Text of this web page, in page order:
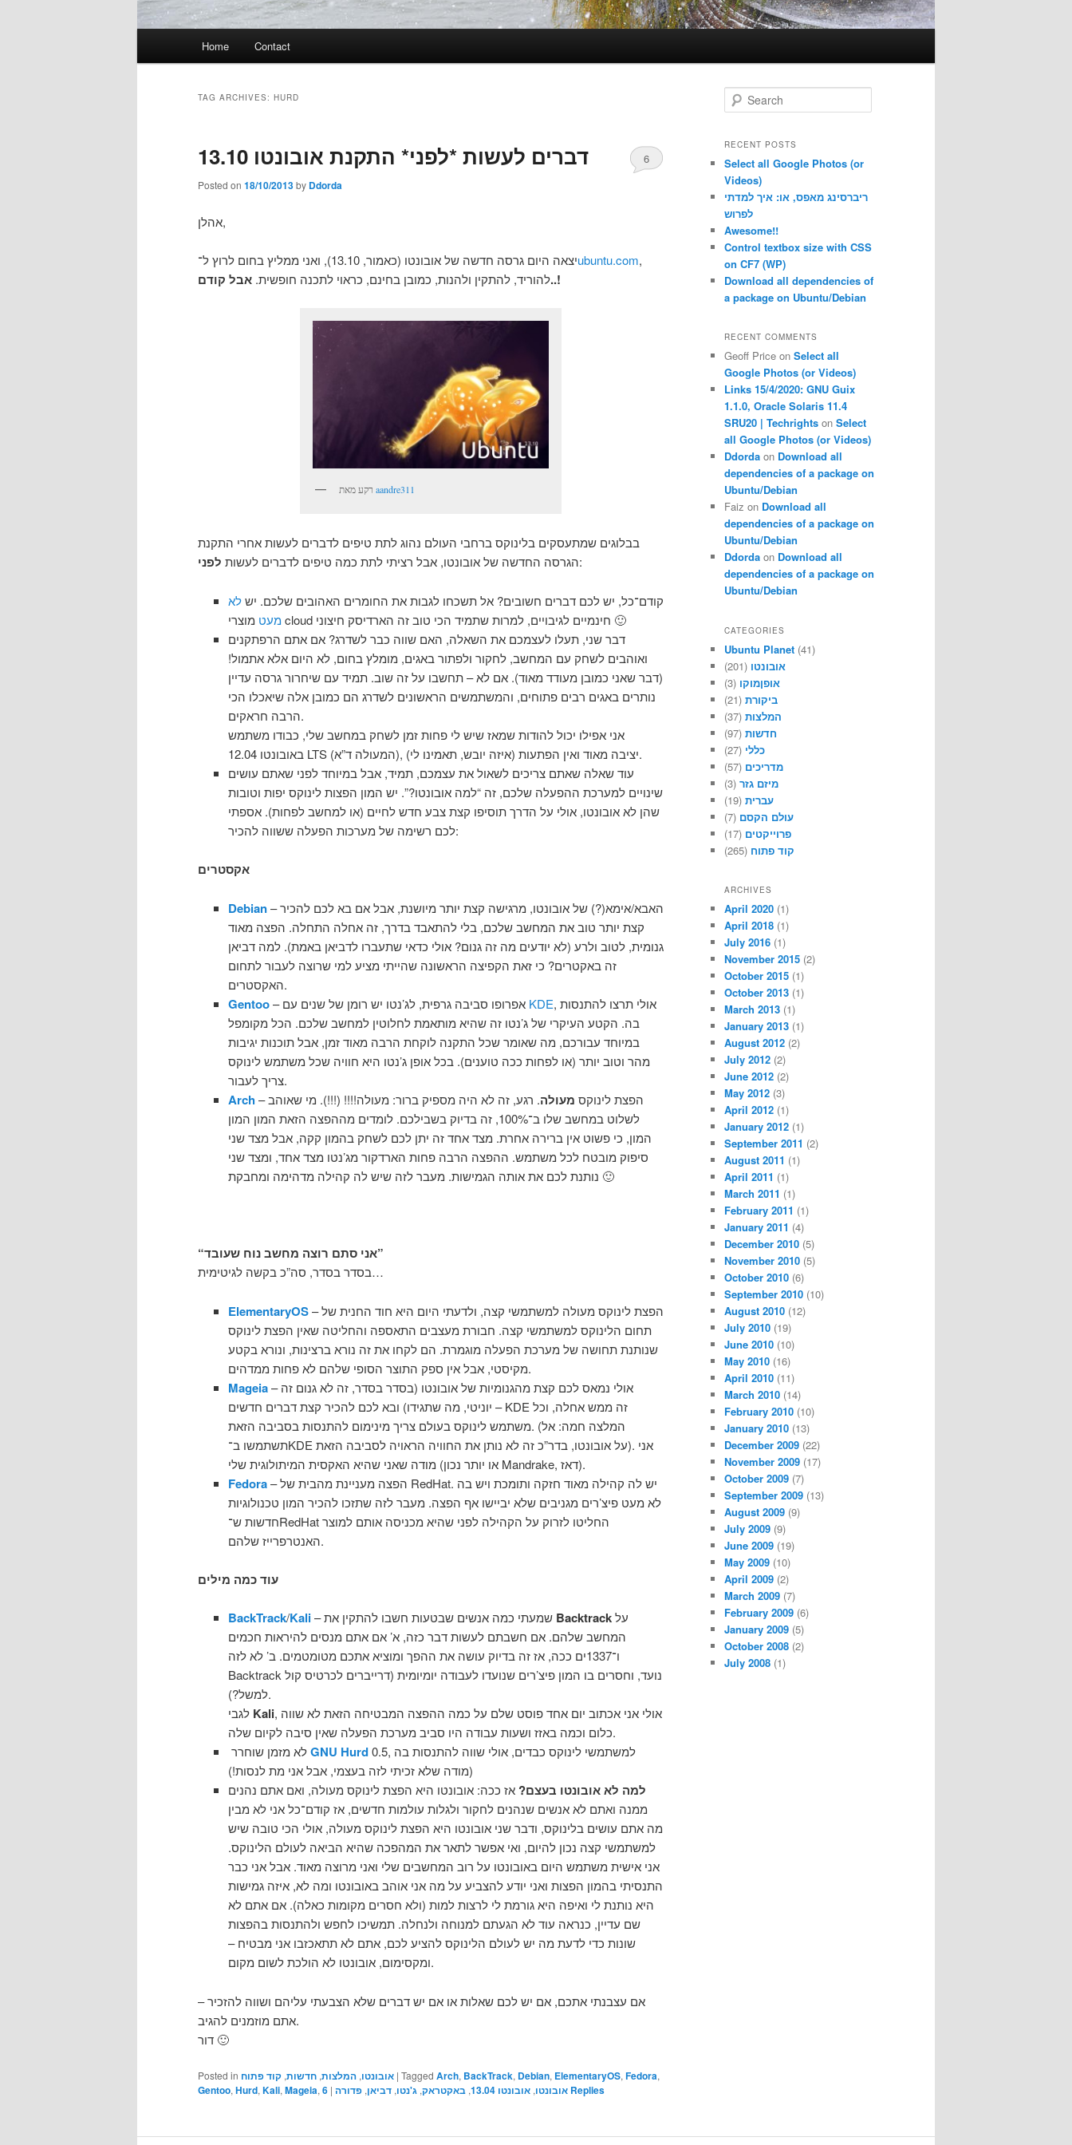
Home Contact
TAG ARCHIVES: HURD
דברים לעשות *לפני* התקנת אובונטו 13.10
Posted on 18/10/2013by Ddorda
6
אהלן,
יצאה היום גרסה חדשה של אובונטו (כאמור, 13.10), ואני ממליץ בחום לרוץ ל־ubuntu.com,
להוריד, להתקין ולהנות, כמובן בחינם, כראוי לתכנה חופשית.אבל קודם..!
aandre311
בבלוגים שמתעסקים בלינוקס ברחבי העולם נהוג לתת טיפים לדברים לעשות אחרי התקנת
הגרסה החדשה של אובונטו, אבל רציתי לתת כמה טיפים לדברים לעשות לפני :
קודם־כל, יש לכם דברים חשובים? אל תשכחו לגבות את החומרים האהובים שלכם. ישלא
מעט
מוצרי cloud חינמיים לגיבויים, למרות שתמיד הכי טוב זה הארדיסק חיצוני 🙂
דבר שני, תעלו לעצמכם את השאלה, האם שווה כבר לשדרג? אם אתם הרפתקנים
ואוהבים לשחק עם המחשב, לחקור ולפתור באגים, מומלץ בחום, לא היום אלא אתמול!
(דבר שאני כמובן מעודד מאוד). אם לא – תחשבו על זה שוב. תמיד עם שיחרור גרסה עדיין
נותרים באגים רבים פתוחים, והמשתמשים הראשונים לשדרג הם כמובן אלה שיאכלו הכי
הרבה חראקים.
אני אפילו יכול להודות שמאז שיש לי פחות זמן לשחק במחשב שלי, כבודו משתמש
באובונטו 12.04 LTS (המעולה ד”א), יציבה מאוד ואין הפתעות (איזה יובש, תאמינו לי).
עוד שאלה שאתם צריכים לשאול את עצמכם, תמיד, אבל במיוחד לפני שאתם עושים
שינויים למערכת ההפעלה שלכם, זה “למה אובונטו?”. יש המון הפצות לינוקס יפות וטובות
שהן לא אובונטו, אולי על הדרך תוסיפו קצת צבע חדש לחיים (או למחשב לפחות). אספתי
לכם רשימה של מערכות הפעלה ששווה להכיר:
אקסטרים
Debian– האבא/אימא(?) של אובונטו, מרגישה קצת יותר מיושנת, אבל אם בא לכם להכיר
קצת יותר טוב את המחשב שלכם, בלי להתאבד בדרך, זה אחלה התחלה. הפצה מאוד
גנומית, לטוב ולרע (לא יודעים מה זה גנום? אולי כדאי שתעברו לדביאן באמת). למה דביאן
זה באקטרים? כי זאת הקפיצה הראשונה שהייתי מציע למי שרוצה לעבור לתחום
האקסטרים.
Gentoo – אפרופו סביבה גרפית, לג’נטו יש רומן של שנים עם KDE, אולי תרצו להתנסות
בה. הקטע העיקרי של ג’נטו זה שהיא מותאמת לחלוטין למחשב שלכם. הכל מקומפל
במיוחד עבורכם, מה שאומר שכל התקנה לוקחת הרבה מאוד זמן, אבל תוכנות יגיבות
מהר וטוב יותר (או לפחות ככה טוענים). בכל אופן ג’נטו היא חוויה שכל משתמש לינוקס
צריך לעבור.
Arch – הפצת לינוקס מעולה. רגע, זה לא היה מספיק ברור: מעולה!!!! (!!!). מי שאוהב
לשלוט במחשב שלו ב־100%, זה בדיוק בשבילכם. לומדים מההפצה הזאת המון המון
המון, כי פשוט אין ברירה אחרת. מצד אחד זה יתן לכם לשחק בהמון קקה, אבל מצד שני
סיפוק מובטח לכל משתמש. ההפצה הרבה פחות הארדקור מג’נטו מצד אחד, ומצד שני
נותנת לכם את אותה הגמישות. מעבר לזה שיש לה קהילה מדהימה ומחבקת 🙂
“אני סתם רוצה מחשב נוח שעובד”
בסדר בסדר, סה”כ בקשה לגיטימית…
ElementaryOS– הפצת לינוקס מעולה למשתמשי קצה, ולדעתי היום היא חוד החנית של
תחום הלינוקס למשתמשי קצה. חבורת מעצבים התאספה והחליטה שאין הפצת לינוקס
שנותנת תחושה של מערכת הפעלה מוגמרת. הם לקחו את זה נורא ברצינות, ונורא בקטע
מקיסטי, אבל אין ספק התוצר הסופי שלהם לא פחות ממדהים.
Mageia– אולי נמאס לכם קצת מהגנומיות של אובונטו (בסדר בסדר, זה לא גנום זה
יוניטי, מה שתגידו) ובא לכם להכיר קצת דברים חדשים – KDE זה ממש אחלה, וכל
משתמש לינוקס בעולם צריך מינימום להתנסות בסביבה הזאת. (המלצה חמה: אל
תשתמשו ב־KDE על אובונטו, בדר”כ זה לא נותן את החוויה הראויה לסביבה הזאת). אני
מודה שאני שהיא האקסית המיתולוגית שלי (או יותר נכון Mandrake, דאז).
Fedora– הפצה מעניינת מהבית של RedHat. יש לה קהילה מאוד חזקה ותומכת ויש בה
לא מעט פיצ’רים מגניבים שלא יביישו אף הפצה. מעבר לזה שתזכו להכיר המון טכנולוגיות
חדשות ש־RedHat החליטו לזרוק על הקהילה לפני שהיא מכניסה אותם למוצר
האנטרפרייז שלהם.
עוד כמה מילים
BackTrack/Kali – שמעתי כמה אנשים שבטעות חשבו להתקין את Backtrackעל
המחשב שלהם. אם חשבתם לעשות דבר כזה, א’ אם אתם מנסים להיראות חכמים
ו־1337ים ככה, אז זה בדיוק עושה את ההפך ומוציא אתכם מטומטמים. ב’ לא לזה
Backtrack נועד, וחסרים בו המון פיצ’רים שנועדו לעבודה יומיומית (דרייברים לכרטיס קול
למשל?).
לגבי Kali, אולי אני אכתוב יום אחד פוסט שלם על כמה ההפצה המבטיחה הזאת לא שווה
כלום וכמה באזז ושעות עבודה היו סביב מערכת הפעלה שאין סיבה לקיום שלה.
לא מזמן שוחררGNU Hurd0.5, למשתמשי לינוקס כבדים, אולי שווה להתנסות בה
(מודה שלא זכיתי לזה בעצמי, אבל אני מת לנסות!)
למה לא אובונטו בעצם? אז ככה: אובונטו היא הפצת לינוקס מעולה, ואם אתם נהנים
ממנה ואתם לא אנשים שנהנים לחקור ולגלות עולמות חדשים, אז קודם־כל אני לא מבין
מה אתם עושים בלינוקס, ודבר שני אובונטו היא הפצת לינוקס מעולה, אולי הכי טובה שיש
למשתמשי קצה נכון להיום, ואי אפשר לתאר את המהפכה שהיא הביאה לעולם הלינוקס.
אני אישית משתמש היום באובונטו על רוב המחשבים שלי ואני מרוצה מאוד. אבל אני כבר
התנסיתי בהמון הפצות ואני יודע להצביע על מה אני אוהב באובונטו ומה לא, איזה גמישות
היא נותנת לי ואיפה היא גורמת לי לרצות למות (ולא חסרים מקומות כאלה). אם אתם לא
שם עדיין, כנראה עוד לא הגעתם למנוחה ולנחלה. תמשיכו לחפש ולהתנסות בהפצות
שונות כדי לדעת מה יש לעולם הלינוקס להציע לכם, אתם לא תתאכזבו אני מבטיח –
ומקסימום, אובונטו לא הולכת לשום מקום.
אם עצבנתי אתכם, אם יש לכם שאלות או אם יש דברים שלא הצבעתי עליהם ושווה להזכיר –
אתם מוזמנים להגיב.
דור 🙂
Posted in אובונטו, המלצות, חדשות, קוד פתוח | Tagged Arch, BackTrack, Debian, ElementaryOS, Fedora,
Gentoo, Hurd, Kali, Mageia, אובונטו, אובונטו 13.04 , באקטראק, ג'נטו, דביאן, פדורה |
6 Replies
e
r
h
RECENT POSTS
Select all Google Photos (or
Videos)
ריברסינג מאפס, או: איך למדתי
לפרוש
Awesome!!
Control textbox size with CSS
on CF7 (WP)
Download all dependencies of
a package on Ubuntu/Debian
RECENT COMMENTS
Geoff Price on Select all
Google Photos (or Videos)
Links 15/4/2020: GNU Guix
1.1.0, Oracle Solaris 11.4
SRU20 | Techrights on Select
all Google Photos (or Videos)
Ddorda on Download all
dependencies of a package on
Ubuntu/Debian
Faiz on Download all
dependencies of a package on
Ubuntu/Debian
Ddorda on Download all
dependencies of a package on
Ubuntu/Debian
CATEGORIES
Ubuntu Planet (41)
אובונטו (201)
אופןמוקו (3)
ביקורת (21)
המלצות (37)
חדשות (97)
כללי (27)
מדריכים (57)
מיזם גזר (3)
עברית (19)
עולם הקסם (7)
פרוייקטים (17)
קוד פתוח (265)
ARCHIVES
April 2020 (1)
April 2018 (1)
July 2016 (1)
November 2015 (2)
October 2015 (1)
October 2013 (1)
March 2013 (1)
January 2013 (1)
August 2012 (2)
July 2012 (2)
June 2012 (2)
May 2012 (3)
April 2012 (1)
January 2012 (1)
September 2011 (2)
August 2011 (1)
April 2011 (1)
March 2011 (1)
February 2011 (1)
January 2011 (4)
December 2010 (5)
November 2010 (5)
October 2010 (6)
September 2010 (10)
August 2010 (12)
July 2010 (19)
June 2010 (10)
May 2010 (16)
April 2010 (11)
March 2010 (14)
February 2010 (10)
January 2010 (13)
December 2009 (22)
November 2009 (17)
October 2009 (7)
September 2009 (13)
August 2009 (9)
July 2009 (9)
June 2009 (19)
May 2009 (10)
April 2009 (2)
March 2009 (7)
February 2009 (6)
January 2009 (5)
October 2008 (2)
July 2008 (1)